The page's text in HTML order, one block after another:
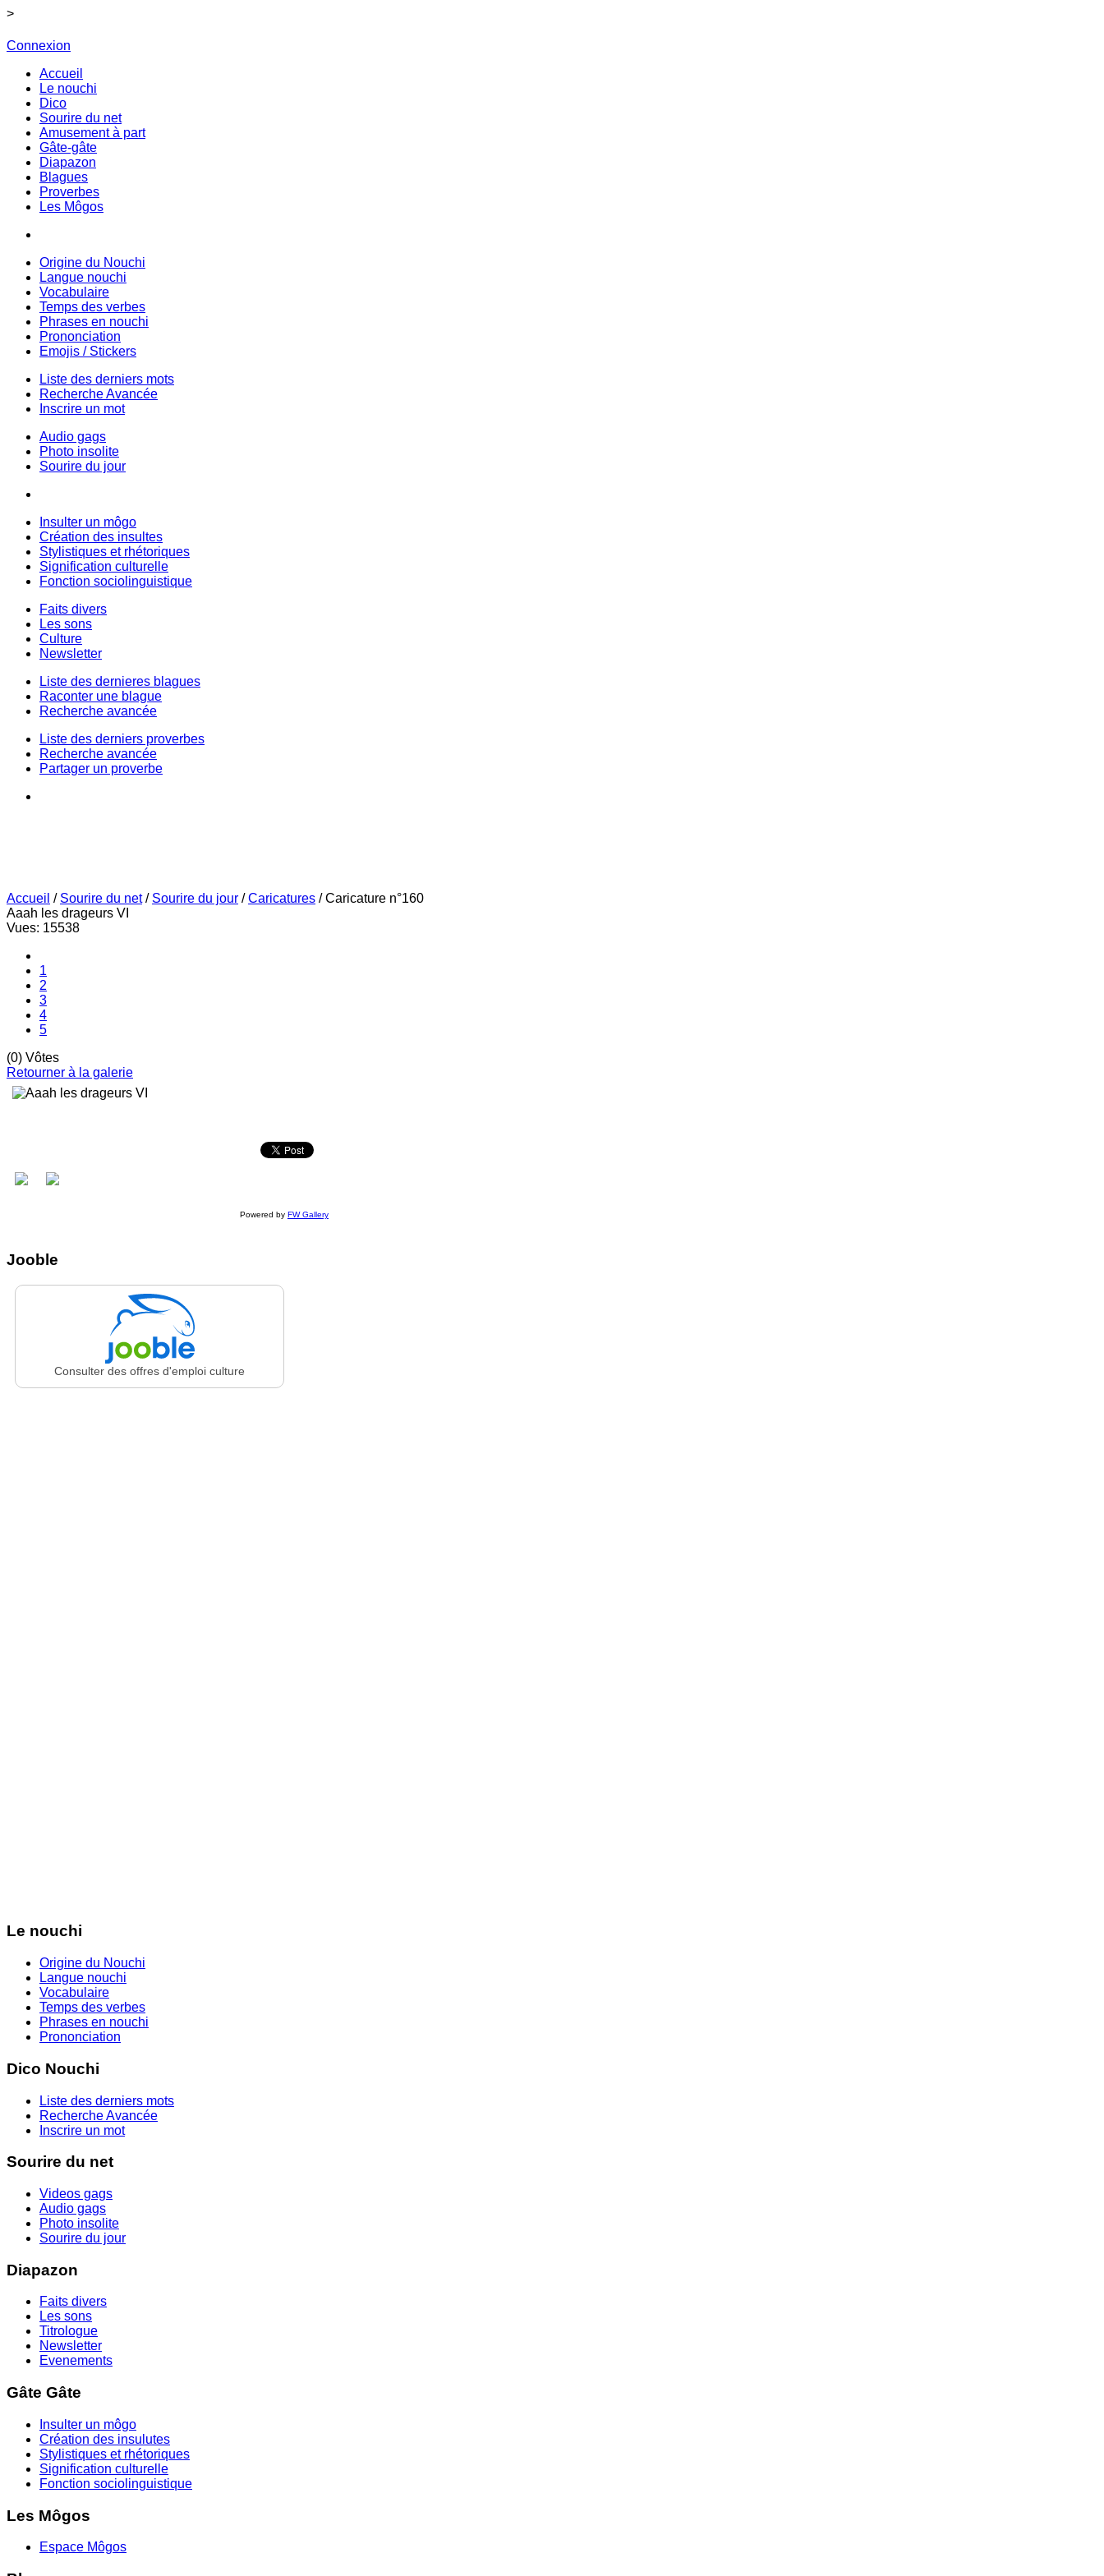
>
Connexion
Accueil
Le nouchi
Dico
Sourire du net
Amusement à part
Gâte-gâte
Diapazon
Blagues
Proverbes
Les Môgos
Origine du Nouchi
Langue nouchi
Vocabulaire
Temps des verbes
Phrases en nouchi
Prononciation
Emojis / Stickers
Liste des derniers mots
Recherche Avancée
Inscrire un mot
Audio gags
Photo insolite
Sourire du jour
Insulter un môgo
Création des insultes
Stylistiques et rhétoriques
Signification culturelle
Fonction sociolinguistique
Faits divers
Les sons
Culture
Newsletter
Liste des dernieres blagues
Raconter une blague
Recherche avancée
Liste des derniers proverbes
Recherche avancée
Partager un proverbe
Accueil / Sourire du net / Sourire du jour /Caricatures /Caricature n°160
Aaah les drageurs VI
Vues: 15538
1
2
3
4
5
(0) Vôtes
Retourner à la galerie
Powered by FW Gallery
Jooble
Consulter des offres d'emploi culture
Le nouchi
Origine du Nouchi
Langue nouchi
Vocabulaire
Temps des verbes
Phrases en nouchi
Prononciation
Dico Nouchi
Liste des derniers mots
Recherche Avancée
Inscrire un mot
Sourire du net
Videos gags
Audio gags
Photo insolite
Sourire du jour
Diapazon
Faits divers
Les sons
Titrologue
Newsletter
Evenements
Gâte Gâte
Insulter un môgo
Création des insulutes
Stylistiques et rhétoriques
Signification culturelle
Fonction sociolinguistique
Les Môgos
Espace Môgos